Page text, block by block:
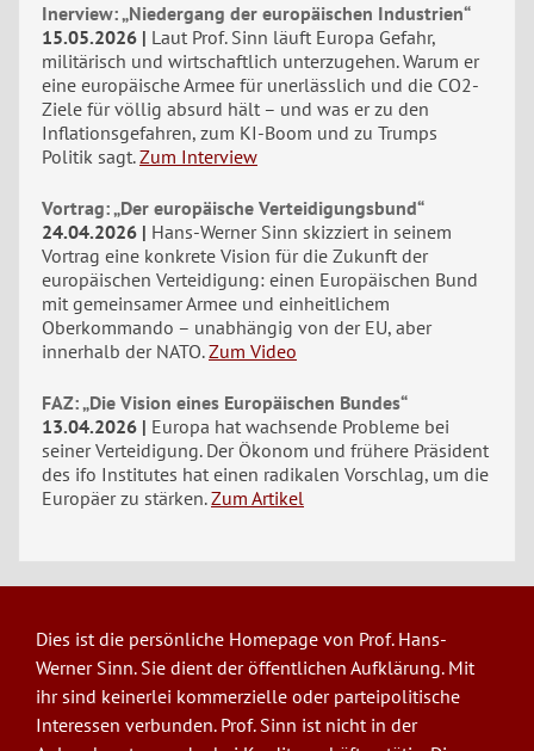
Inerview: „Niedergang der europäischen Industrien“
15.05.2026
Laut Prof. Sinn läuft Europa Gefahr,
militärisch und wirtschaftlich unterzugehen. Warum er
eine europäische Armee für unerlässlich und die CO2-
Ziele für völlig absurd hält – und was er zu den
Inflationsgefahren, zum KI-Boom und zu Trumps
Politik sagt. Zum Interview
Vortrag: „Der europäische Verteidigungsbund“
24.04.2026
Hans-Werner Sinn skizziert in seinem
Vortrag eine konkrete Vision für die Zukunft der
europäischen Verteidigung: einen Europäischen Bund
mit gemeinsamer Armee und einheitlichem
Oberkommando – unabhängig von der EU, aber
innerhalb der NATO. Zum Video
FAZ: „Die Vision eines Europäischen Bundes“
13.04.2026
Europa hat wachsende Probleme bei
seiner Verteidigung. Der Ökonom und frühere Präsident
des ifo Institutes hat einen radikalen Vorschlag, um die
Europäer zu stärken. Zum Artikel
Dies ist die persönliche Homepage von Prof. Hans-
Werner Sinn. Sie dient der öffentlichen Aufklärung. Mit
ihr sind keinerlei kommerzielle oder parteipolitische
Interessen verbunden. Prof. Sinn ist nicht in der